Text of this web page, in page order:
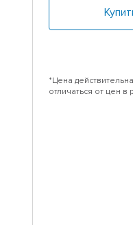
*Цена
отличаться от цен